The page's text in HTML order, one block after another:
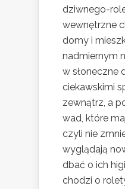
dziwnego-
wewnętrzne
domy i
nadmiernym
w słoneczne
ciekawskimi
zewnątrz, a
wad, które
czyli nie
wyglądają
dbać o ich
chodzi o